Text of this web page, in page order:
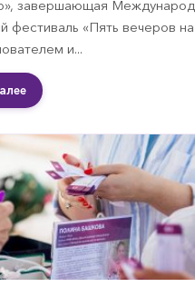
завершающая
фестиваль «Пять вечеров на
и...